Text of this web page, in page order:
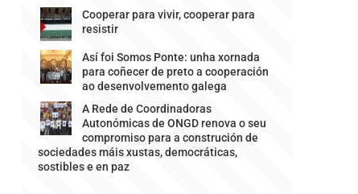
Cooperar para vivir, cooperar para
resistir
Así foi Somos Ponte: unha xornada
para coñecer de preto a cooperación
ao desenvolvemento galega
A Rede de Coordinadoras
Autonómicas de ONGD renova o seu
compromiso para a construción de
sociedades máis xustas, democráticas,
sostibles e en paz